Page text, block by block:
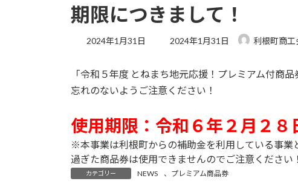
期限につきまして！
2024年1月31日
最
新
日
2024年1月31日 利根町商工
「令和５年度 とねまち地元応援！プレミアム付商
忘れのないようご注意ください！
使用期限：令和６年２月２８
※本事業は利根町からの補助金を利用している事業
過ぎた商品券は使用できませんのでご注意ください！
カテゴリー NEWS 、 プレミアム商品券